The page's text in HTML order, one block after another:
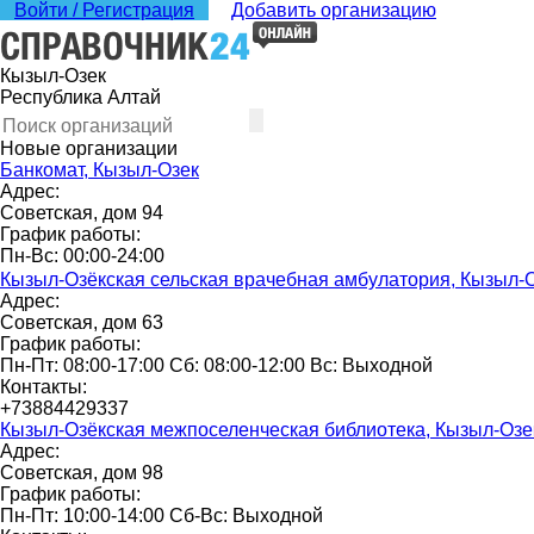
Войти / Регистрация Добавить организацию
Кызыл-Озек
Республика Алтай
Новые организации
Банкомат, Кызыл-Озек
Адрес:
Советская, дом 94
График работы:
Пн-Вс: 00:00-24:00
Кызыл-Озёкская сельская врачебная амбулатория, Кызыл-
Адрес:
Советская, дом 63
График работы:
Пн-Пт: 08:00-17:00 Сб: 08:00-12:00 Вс: Выходной
Контакты:
+73884429337
Кызыл-Озёкская межпоселенческая библиотека, Кызыл-
Адрес:
Советская, дом 98
График работы:
Пн-Пт: 10:00-14:00 Сб-Вс: Выходной